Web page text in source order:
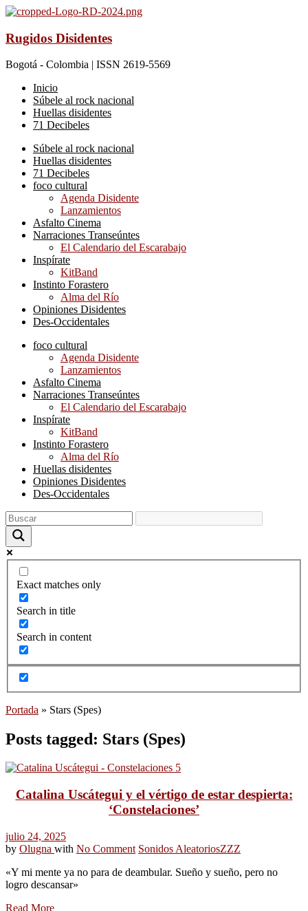
Rugidos Disidentes
Bogotá - Colombia | ISSN 2619-5569
Inicio
Súbele al rock nacional
Huellas disidentes
71 Decibeles
Súbele al rock nacional
Huellas disidentes
71 Decibeles
foco cultural
Agenda Disidente
Lanzamientos
Asfalto Cinema
Narraciones Transeúntes
El Calendario del Escarabajo
Inspírate
KitBand
Instinto Forastero
Alma del Río
Opiniones Disidentes
Des-Occidentales
foco cultural
Agenda Disidente
Lanzamientos
Asfalto Cinema
Narraciones Transeúntes
El Calendario del Escarabajo
Inspírate
KitBand
Instinto Forastero
Alma del Río
Huellas disidentes
Opiniones Disidentes
Des-Occidentales
Exact matches only
Search in title
Search in content
Portada » Stars (Spes)
Posts tagged: Stars (Spes)
Catalina Uscátegui y el vértigo de estar despierta:
‘Constelaciones’
julio 24, 2025
by Olugna with No Comment Sonidos AleatoriosZZZ
«Y mi mente ya no para de deambular. Sueño y sueño, pero no
logro descansar»
Read More